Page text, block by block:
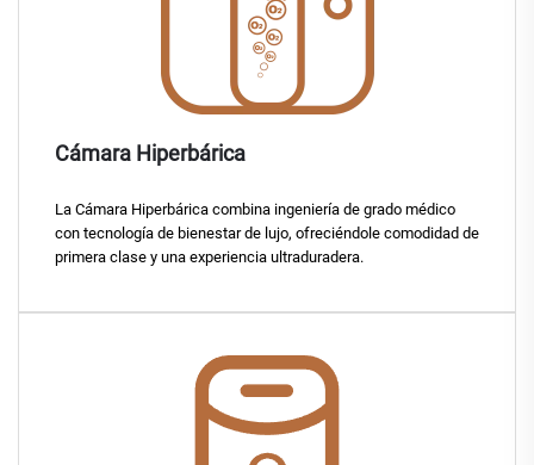
Cámara Hiperbárica
La Cámara Hiperbárica combina ingeniería de grado médico
con tecnología de bienestar de lujo, ofreciéndole comodidad de
primera clase y una experiencia ultraduradera.